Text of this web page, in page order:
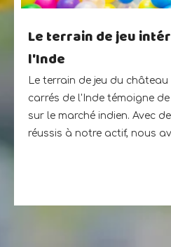
Le terrain de jeu
l'Inde
Le terrain de jeu du
carrés de l'Inde témoigne
sur le marché indien. Avec
réussis à notre actif, nous